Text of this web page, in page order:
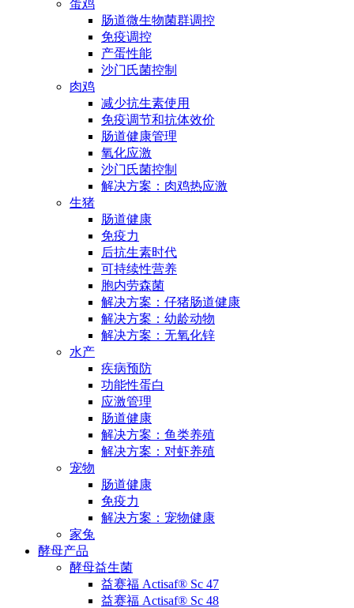
蛋鸡
肠道微生物菌群调控
免疫调控
产蛋性能
沙门氏菌控制
肉鸡
减少抗生素使用
免疫调节和抗体效价
肠道健康管理
氧化应激
沙门氏菌控制
解决方案：肉鸡热应激
生猪
肠道健康
免疫力
后抗生素时代
可持续性营养
胞内劳森菌
解决方案：仔猪肠道健康
解决方案：幼龄动物
解决方案：无氧化锌
水产
疾病预防
功能性蛋白
应激管理
肠道健康
解决方案：鱼类养殖
解决方案：对虾养殖
宠物
肠道健康
免疫力
解决方案：宠物健康
家兔
酵母产品
酵母益生菌
益赛福 Actisaf® Sc 47
益赛福 Actisaf® Sc 48